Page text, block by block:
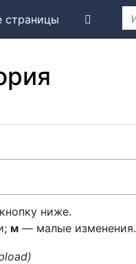
страницы
ниже.
м — малые изменения.